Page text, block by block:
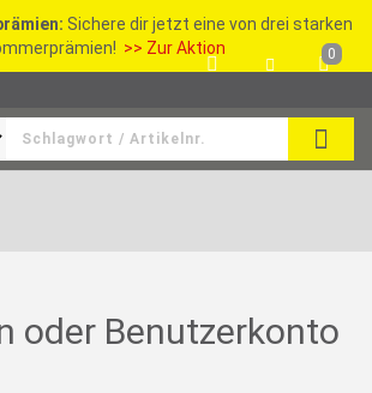
Sichere dir jetzt eine von drei starken
>> Zur Aktion 0
oder Benutzerkonto